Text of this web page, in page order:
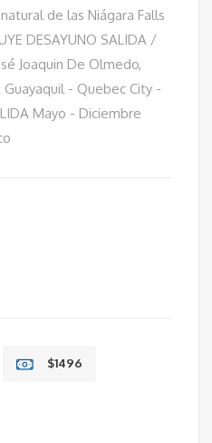
de las Niágara Falls
DESAYUNO SALIDA /
Joaquin De Olmedo,
Guayaquil - Quebec City -
Mayo - Diciembre
$1496